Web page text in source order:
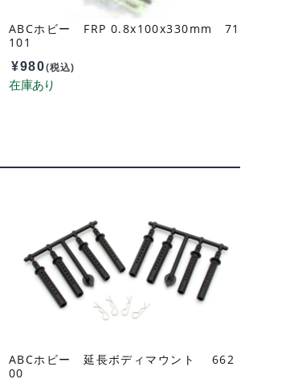
ABCホビー FRP 0.8x100x330mm 71
101
¥980(税込)
ABCホビー 延長ボディマウント 662
00